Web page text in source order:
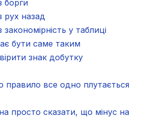
борги
рух назад
у таблиці
бути саме таким
знак добутку
все одно плутається
просто сказати, що мінус на